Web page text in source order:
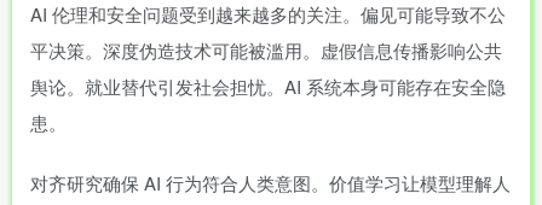
AI 伦理和安全问题受到越来越多的关注。偏见可能导致不公
平决策。深度伪造技术可能被滥用。虚假信息传播影响公共
舆论。就业替代引发社会担忧。AI 系统本身可能存在安全隐
患。
对齐研究确保 AI 行为符合人类意图。价值学习让模型理解人